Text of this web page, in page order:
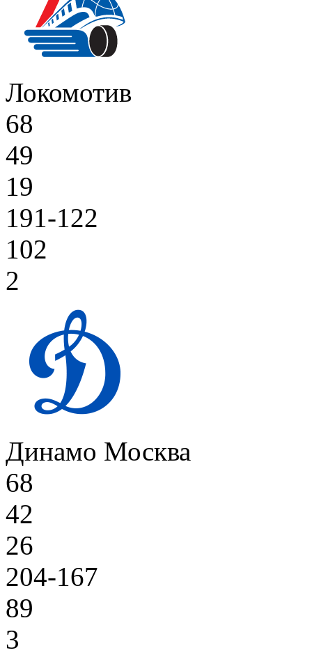
Локомотив
68
49
19
191-122
102
2
Динамо Москва
68
42
26
204-167
89
3